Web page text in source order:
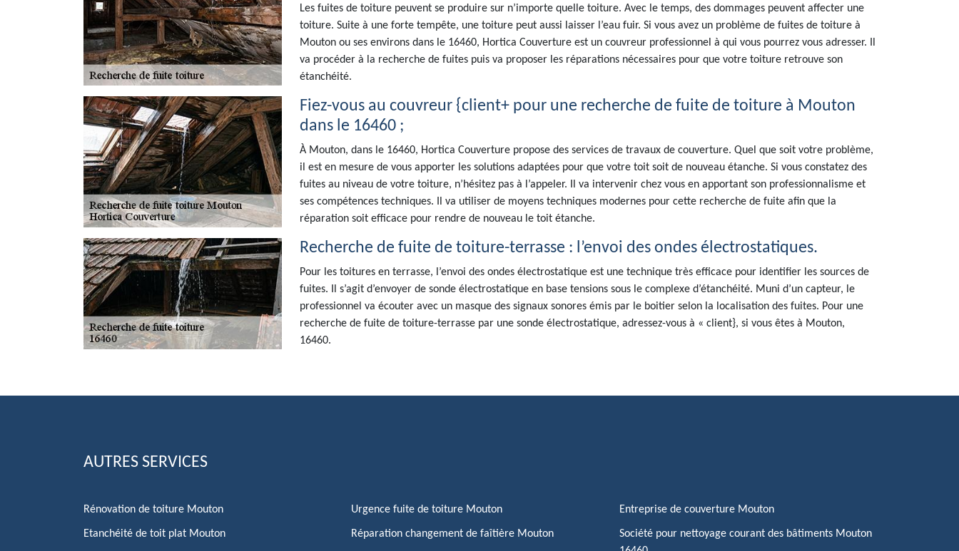
Les fuites de toiture peuvent se produire sur n’importe quelle toiture. Avec le temps, des dommages peuvent affecter une
toiture. Suite à une forte tempête, une toiture peut aussi laisser l’eau fuir. Si vous avez un problème de fuites de toiture à
Mouton ou ses environs dans le 16460, Hortica Couverture est un couvreur professionnel à qui vous pourrez vous adresser. Il
va procéder à la recherche de fuites puis va proposer les réparations nécessaires pour que votre toiture retrouve son
étanchéité.
Fiez-vous au couvreur {client+ pour une recherche de fuite de toiture à Mouton
dans le 16460 ;
À Mouton, dans le 16460, Hortica Couverture propose des services de travaux de couverture. Quel que soit votre problème,
il est en mesure de vous apporter les solutions adaptées pour que votre toit soit de nouveau étanche. Si vous constatez des
fuites au niveau de votre toiture, n’hésitez pas à l’appeler. Il va intervenir chez vous en apportant son professionnalisme et
ses compétences techniques. Il va utiliser de moyens techniques modernes pour cette recherche de fuite afin que la
réparation soit efficace pour rendre de nouveau le toit étanche.
Recherche de fuite de toiture-terrasse : l’envoi des ondes électrostatiques.
Pour les toitures en terrasse, l’envoi des ondes électrostatique est une technique très efficace pour identifier les sources de
fuites. Il s’agit d’envoyer de sonde électrostatique en base tensions sous le complexe d’étanchéité. Muni d’un capteur, le
professionnel va écouter avec un masque des signaux sonores émis par le boitier selon la localisation des fuites. Pour une
recherche de fuite de toiture-terrasse par une sonde électrostatique, adressez-vous à « client}, si vous êtes à Mouton,
16460.
AUTRES SERVICES
Rénovation de toiture Mouton
Etanchéité de toit plat Mouton
Urgence fuite de toiture Mouton
Réparation changement de faîtière Mouton
Entreprise de couverture Mouton
Société pour nettoyage courant des bâtiments Mouton